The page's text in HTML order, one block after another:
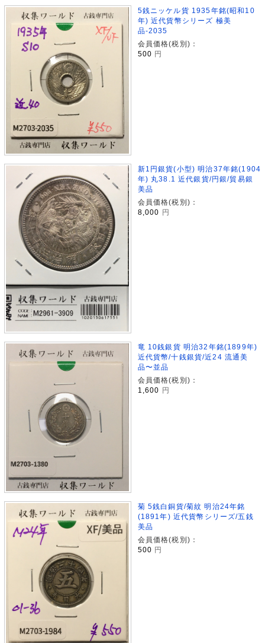
5銭ニッケル貨 1935年銘(昭和10
年) 近代貨幣シリーズ 極美
品-2035
会員価格(税別)：
500 円
新1円銀貨(小型) 明治37年銘(1904
年) 丸38.1 近代銀貨/円銀/貿易銀
美品
会員価格(税別)：
8,000 円
竜 10銭銀貨 明治32年銘(1899年)
近代貨幣/十銭銀貨/近24 流通美
品〜並品
会員価格(税別)：
1,600 円
菊 5銭白銅貨/菊紋 明治24年銘
(1891年) 近代貨幣シリーズ/五銭
美品
会員価格(税別)：
500 円